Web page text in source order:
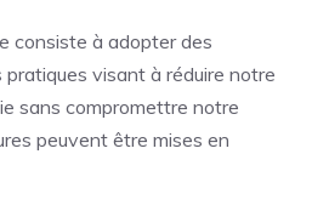
consiste à adopter des
visant à réduire notre
sans compromettre notre
peuvent être mises en